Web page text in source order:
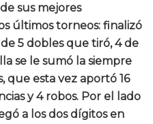
sus mejores
últimos torneos: finalizó
5 dobles que tiró, 4 de
se le sumó la siempre
que esta vez aportó 16
y 4 robos. Por el lado
a los dos dígitos en